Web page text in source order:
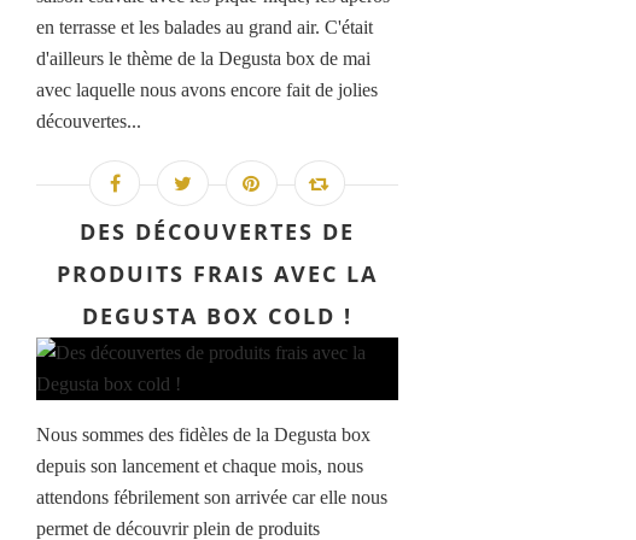
en terrasse et les balades au grand air. C'était
d'ailleurs le thème de la Degusta box de mai
avec laquelle nous avons encore fait de jolies
découvertes...
DES DÉCOUVERTES DE
PRODUITS FRAIS AVEC LA
DEGUSTA BOX COLD !
Nous sommes des fidèles de la Degusta box
depuis son lancement et chaque mois, nous
attendons fébrilement son arrivée car elle nous
permet de découvrir plein de produits